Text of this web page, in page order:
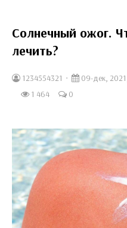
Солнечный ожог.
лечить?
1234554321 09-дек,
1 464
0